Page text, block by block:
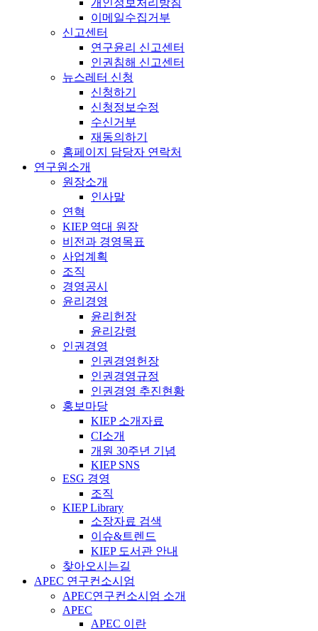
이메일수집거부
신고센터
연구윤리 신고센터
인권침해 신고센터
뉴스레터 신청
신청하기
신청정보수정
수신거부
재동의하기
홈페이지 담당자 연락처
연구원소개
원장소개
인사말
연혁
KIEP 역대 원장
비전과 경영목표
사업계획
조직
경영공시
윤리경영
윤리헌장
윤리강령
인권경영
인권경영헌장
인권경영규정
인권경영 추진현황
홍보마당
KIEP 소개자료
CI소개
개원 30주년 기념
KIEP SNS
ESG 경영
조직
KIEP Library
소장자료 검색
이슈&트렌드
KIEP 도서관 안내
찾아오시는길
APEC 연구컨소시엄
APEC연구컨소시엄 소개
APEC
APEC 이란